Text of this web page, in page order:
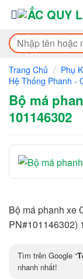
qua
nội
dung
Tìm
kiếm:
Trang Chủ / Phụ
Hệ Thống Phanh -
Bộ má
101146302
Bộ má phanh xe
PN#101146302)
Tìm trên Google “
nhanh nhất!